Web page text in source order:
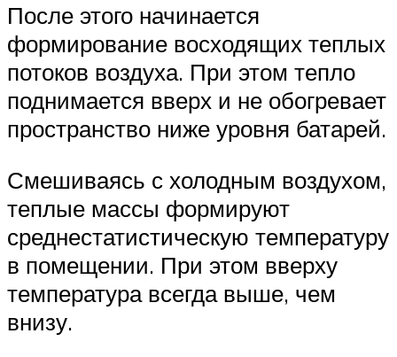
После этого начинается
формирование восходящих теплых
потоков воздуха. При этом тепло
поднимается вверх и не обогревает
пространство ниже уровня батарей.
Смешиваясь с холодным воздухом,
теплые массы формируют
среднестатистическую температуру
в помещении. При этом вверху
температура всегда выше, чем
внизу.